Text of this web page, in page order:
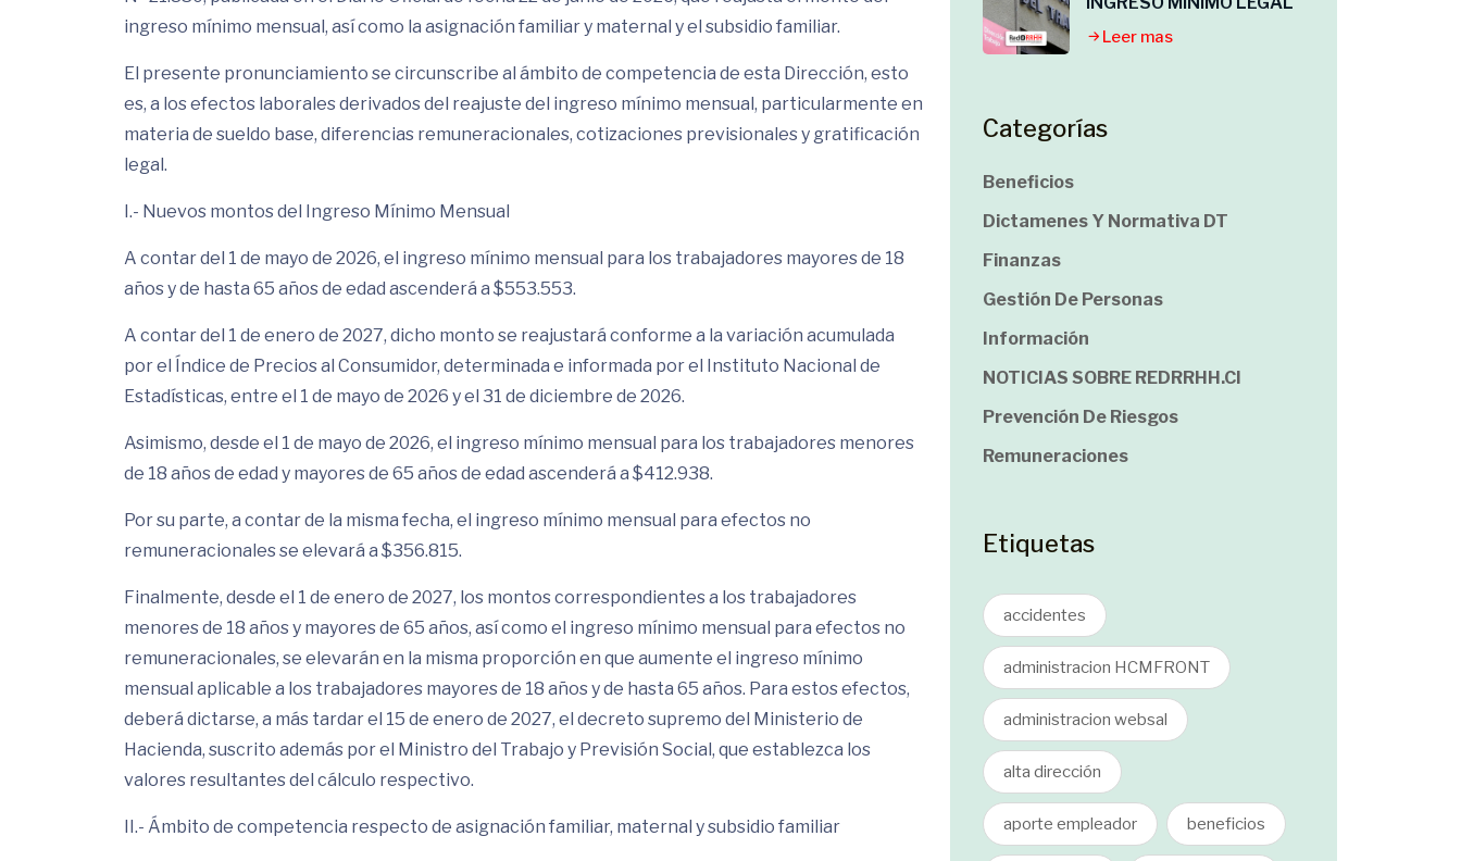
ingreso mínimo mensual, así como la asignación familiar y maternal y el subsidio familiar.
El presente pronunciamiento se circunscribe al ámbito de competencia de esta Dirección, esto
es, a los efectos laborales derivados del reajuste del ingreso mínimo mensual, particularmente en
materia de sueldo base, diferencias remuneracionales, cotizaciones previsionales y gratificación
legal.
I.- Nuevos montos del Ingreso Mínimo Mensual
A contar del 1 de mayo de 2026, el ingreso mínimo mensual para los trabajadores mayores de 18
años y de hasta 65 años de edad ascenderá a $553.553.
A contar del 1 de enero de 2027, dicho monto se reajustará conforme a la variación acumulada
por el Índice de Precios al Consumidor, determinada e informada por el Instituto Nacional de
Estadísticas, entre el 1 de mayo de 2026 y el 31 de diciembre de 2026.
Asimismo, desde el 1 de mayo de 2026, el ingreso mínimo mensual para los trabajadores menores
de 18 años de edad y mayores de 65 años de edad ascenderá a $412.938.
Por su parte, a contar de la misma fecha, el ingreso mínimo mensual para efectos no
remuneracionales se elevará a $356.815.
Finalmente, desde el 1 de enero de 2027, los montos correspondientes a los trabajadores
menores de 18 años y mayores de 65 años, así como el ingreso mínimo mensual para efectos no
remuneracionales, se elevarán en la misma proporción en que aumente el ingreso mínimo
mensual aplicable a los trabajadores mayores de 18 años y de hasta 65 años. Para estos efectos,
deberá dictarse, a más tardar el 15 de enero de 2027, el decreto supremo del Ministerio de
Hacienda, suscrito además por el Ministro del Trabajo y Previsión Social, que establezca los
valores resultantes del cálculo respectivo.
II.- Ámbito de competencia respecto de asignación familiar, maternal y subsidio familiar
Leer mas
Categorías
Beneficios
Dictamenes Y Normativa DT
Finanzas
Gestión De Personas
Información
NOTICIAS SOBRE REDRRHH.cl
Prevención De Riesgos
Remuneraciones
Etiquetas
accidentes
administracion HCMFRONT
administracion websal
alta dirección
aporte empleador beneficios